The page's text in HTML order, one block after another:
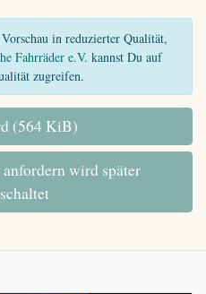
in reduzierter Qualität,
Fahrräder e.V. kannst Du auf
zugreifen.
(564 KiB)
wird später